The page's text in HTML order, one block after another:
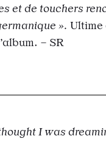
et de touchers
». Ultime
– SR
I was